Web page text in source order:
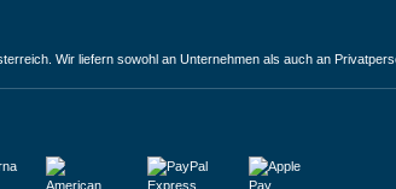
Wir liefern sowohl an Unternehmen als auch an